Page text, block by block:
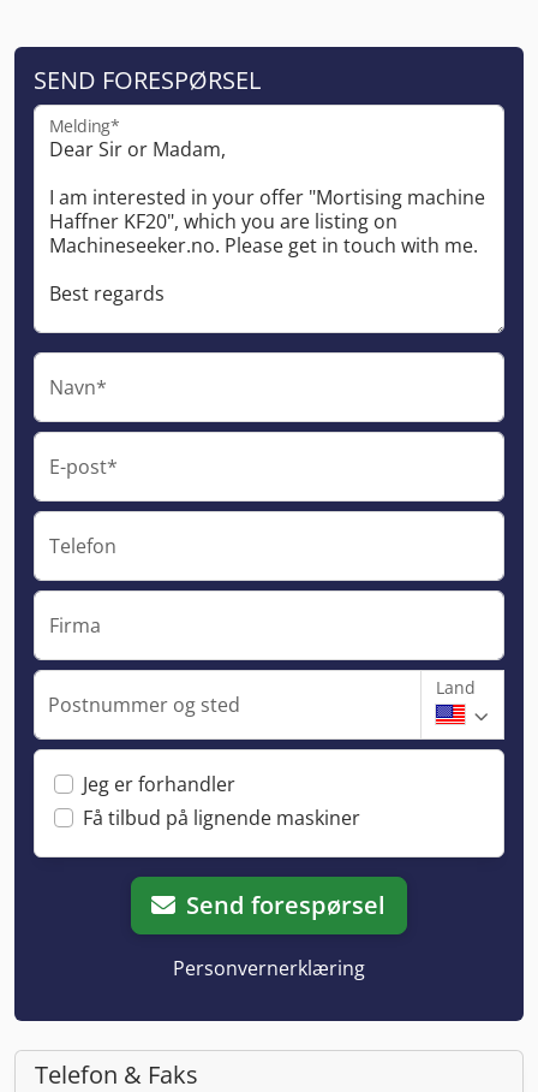
SEND FORESPØRSEL
Melding*
Navn*
E-post*
Telefon
Firma
Postnummer og sted
Land
Jeg er forhandler
Få tilbud på lignende maskiner
Send forespørsel
Personvernerklæring
Telefon & Faks